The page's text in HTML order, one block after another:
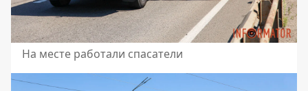
На месте работали спасатели